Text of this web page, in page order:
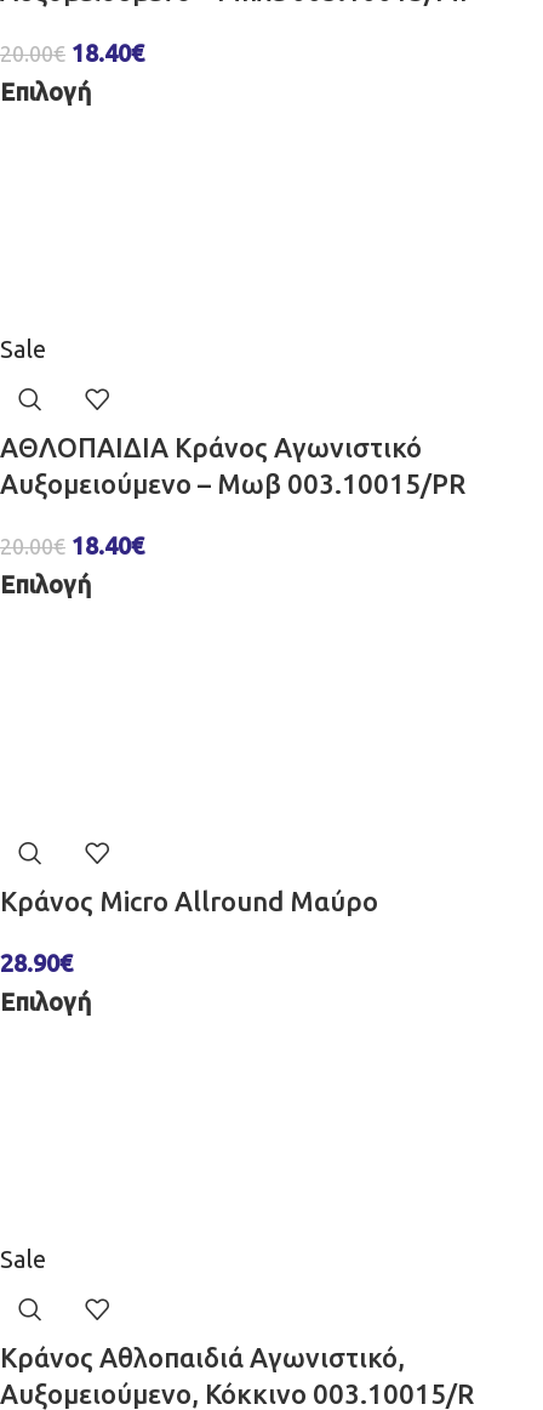
20.00€ 18.40€
Επιλογή
Sale
ΑΘΛΟΠΑΙΔΙΑ Κράνος Aγωνιστικό
Αυξομειούμενο – Μωβ 003.10015/PR
20.00€ 18.40€
Επιλογή
Κράνος Micro Allround Μαύρο
28.90€
Επιλογή
Sale
Κράνος Αθλοπαιδιά Aγωνιστικό,
Αυξομειούμενο, Κόκκινο 003.10015/R